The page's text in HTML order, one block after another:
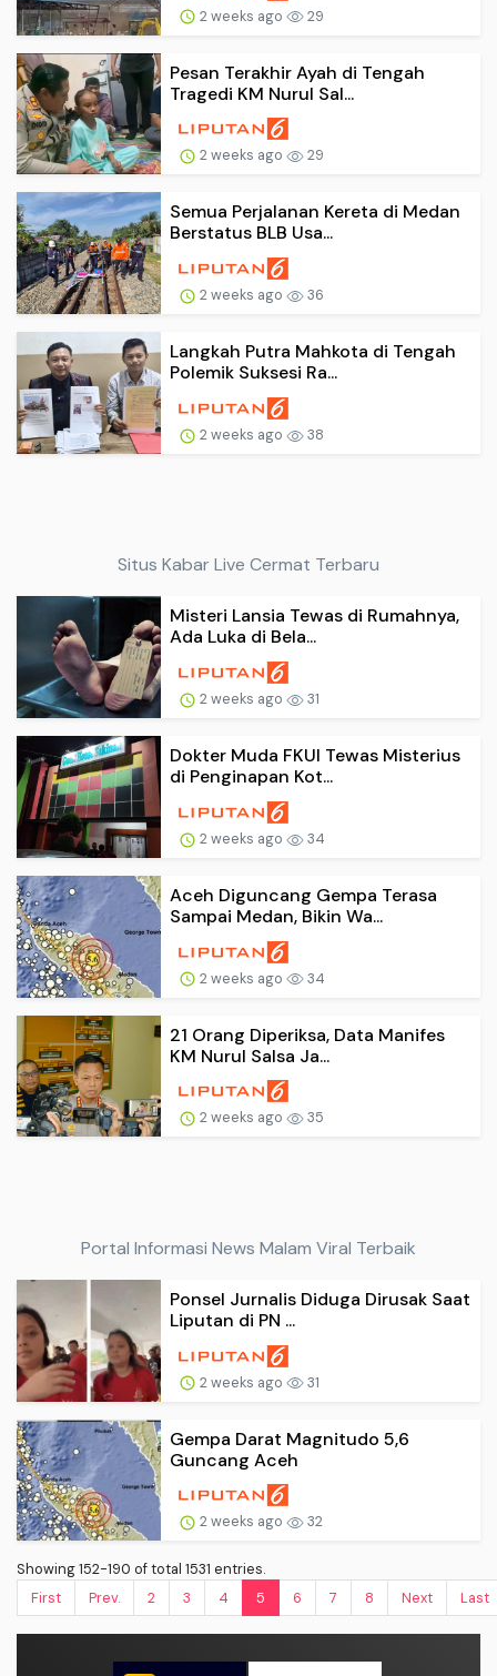
2 weeks ago 29
Pesan Terakhir Ayah di Tengah
Tragedi KM Nurul Sal...
2 weeks ago 29
Semua Perjalanan Kereta di Medan
Berstatus BLB Usa...
2 weeks ago 36
Langkah Putra Mahkota di Tengah
Polemik Suksesi Ra...
2 weeks ago 38
Situs Kabar Live Cermat Terbaru
Misteri Lansia Tewas di Rumahnya,
Ada Luka di Bela...
2 weeks ago 31
Dokter Muda FKUI Tewas Misterius
di Penginapan Kot...
2 weeks ago 34
Aceh Diguncang Gempa Terasa
Sampai Medan, Bikin Wa...
2 weeks ago 34
21 Orang Diperiksa, Data Manifes
KM Nurul Salsa Ja...
2 weeks ago 35
Portal Informasi News Malam Viral Terbaik
Ponsel Jurnalis Diduga Dirusak Saat
Liputan di PN ...
2 weeks ago 31
Gempa Darat Magnitudo 5,6
Guncang Aceh
2 weeks ago 32
Showing 152-190 of total 1531 entries.
First
Prev. 2 3 4 5 6 7 8 Next Last